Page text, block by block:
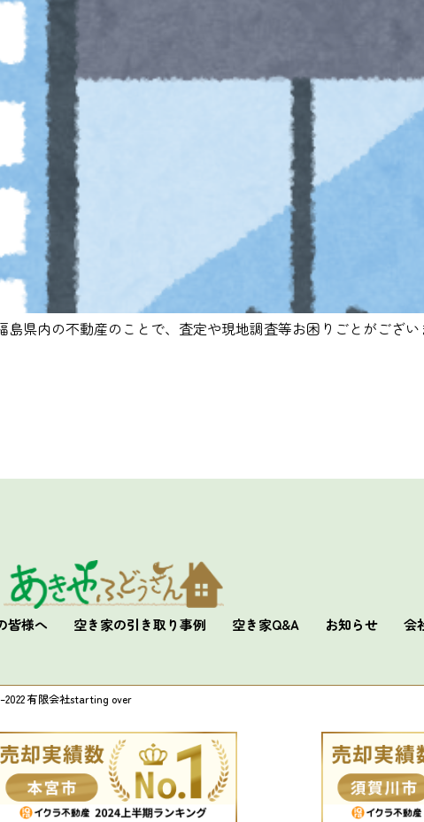
県内の不動産のことで、査定や現地調査等お困りごとがござ
皆様へ 空き家の引き取り事例 空き家Q&A お知らせ 会
有限会社starting over